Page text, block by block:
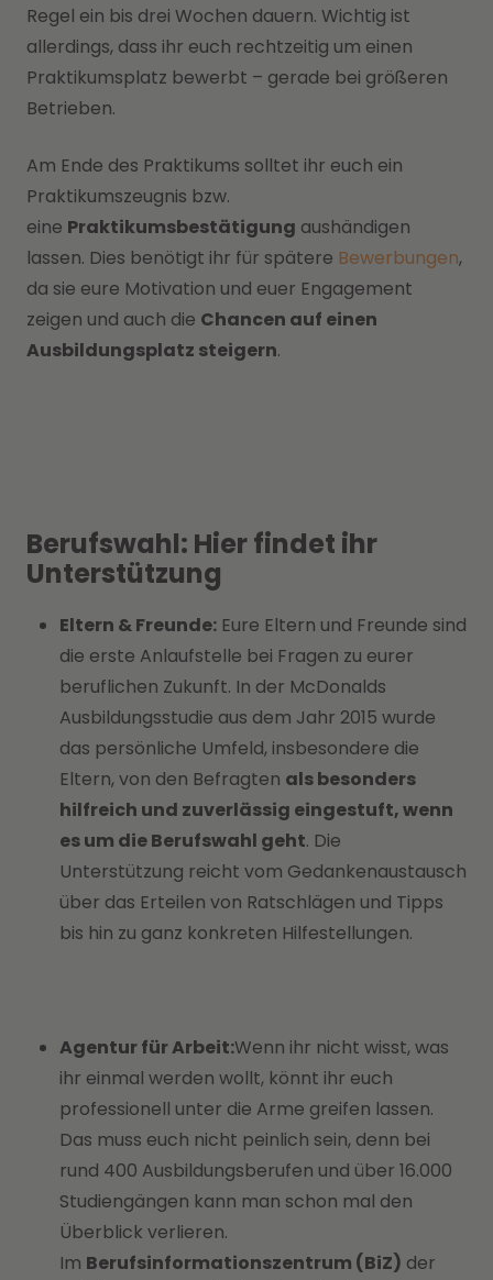
Regel ein bis drei Wochen dauern. Wichtig ist
allerdings, dass ihr euch rechtzeitig um einen
Praktikumsplatz bewerbt – gerade bei größeren
Betrieben.
Am Ende des Praktikums solltet ihr euch ein
Praktikumszeugnis bzw.
eine Praktikumsbestätigung aushändigen
lassen. Dies benötigt ihr für spätere Bewerbungen,
da sie eure Motivation und euer Engagement
zeigen und auch die Chancen auf einen
Ausbildungsplatz steigern.
Berufswahl: Hier findet ihr
Unterstützung
Eltern & Freunde: Eure Eltern und Freunde sind
die erste Anlaufstelle bei Fragen zu eurer
beruflichen Zukunft. In der McDonalds
Ausbildungsstudie aus dem Jahr 2015 wurde
das persönliche Umfeld, insbesondere die
Eltern, von den Befragten als besonders
hilfreich und zuverlässig eingestuft, wenn
es um die Berufswahl geht. Die
Unterstützung reicht vom Gedankenaustausch
über das Erteilen von Ratschlägen und Tipps
bis hin zu ganz konkreten Hilfestellungen.
Agentur für Arbeit:Wenn ihr nicht wisst, was
ihr einmal werden wollt, könnt ihr euch
professionell unter die Arme greifen lassen.
Das muss euch nicht peinlich sein, denn bei
rund 400 Ausbildungsberufen und über 16.000
Studiengängen kann man schon mal den
Überblick verlieren.
Im Berufsinformationszentrum (BiZ) der